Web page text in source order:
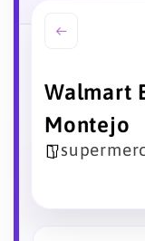
Walmart
Montejo